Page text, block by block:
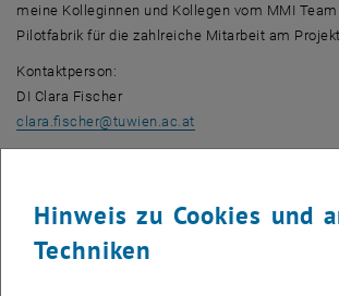
meine Kolleginnen und Kollegen vom MMI
Pilotfabrik für die zahlreiche Mitarbeit am Projekt.
Kontaktperson:
DI Clara Fischer
clara.fischer@tuwien.ac.at
Hinweis zu Cookies und
Techniken